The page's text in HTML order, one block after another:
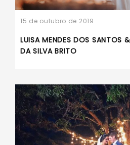
15 de outubro de 2019
LUISA MENDES DOS SANTOS
DA SILVA BRITO